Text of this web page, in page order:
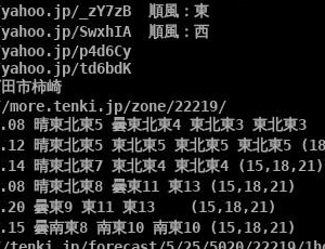
_zY7zB  順風：東
SwxhIA  順風：西
p4d6Cy
td6bdK
市柿崎
zone/22219/
晴東北東5 曇東北東4 東北東3 東北東
晴東北東5 東北東5 東北東5 東北東5
晴東北東7 東北東4 東北東4 (15,18,21)
晴東北東8 曇東11 東13 (15,18,21)
曇東9 東11 東13    (15,18,21)
曇南東8 南東10 南東10 (15,18,21)